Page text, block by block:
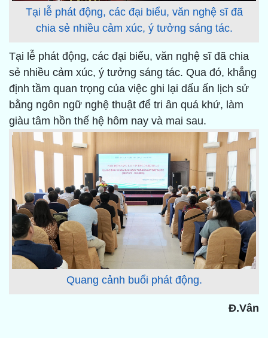
Tại lễ phát động, các đại biểu, văn nghệ sĩ đã
chia sẻ nhiều cảm xúc, ý tưởng sáng tác.
Tại lễ phát động, các đại biểu, văn nghệ sĩ đã chia
sẻ nhiều cảm xúc, ý tưởng sáng tác. Qua đó, khẳng
định tầm quan trọng của việc ghi lại dấu ấn lịch sử
bằng ngôn ngữ nghệ thuật để tri ân quá khứ, làm
giàu tâm hồn thế hệ hôm nay và mai sau.
Quang cảnh buổi phát động.
Đ.Vân